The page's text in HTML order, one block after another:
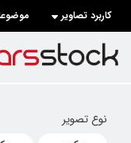
کاربرد تصاویر
نوع تصویر
لیست قیمت ها
موضوعات تصاویر